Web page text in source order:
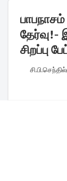
தேர்வு!
சிறப்பு